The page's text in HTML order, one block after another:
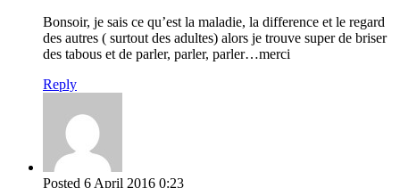
Bonsoir, je sais ce qu’est la maladie, la difference et le regard
des autres ( surtout des adultes) alors je trouve super de briser
des tabous et de parler, parler, parler…merci
Reply
Posted 6 April 2016 0:23